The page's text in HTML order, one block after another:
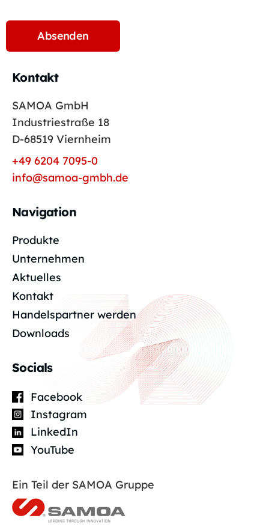
Kontakt
SAMOA GmbH
Industriestraße 18
D-68519 Viernheim
+49 6204 7095-0
info@samoa-gmbh.de
Navigation
Produkte
Unternehmen
Aktuelles
Kontakt
Handelspartner werden
Downloads
Socials
Facebook
Instagram
LinkedIn
YouTube
Ein Teil der SAMOA Gruppe